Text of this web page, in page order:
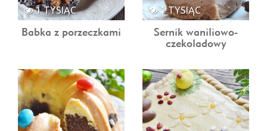
1 TYSIĄC
Babka z porzeczkami
1 TYSIĄC
Sernik waniliowo-
czekoladowy